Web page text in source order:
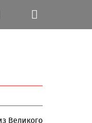
Великого